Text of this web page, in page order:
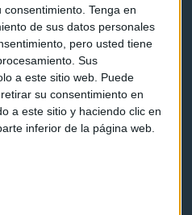
Tenga en
de sus datos personales
pero usted tiene
Sus
a este sitio web. Puede
su consentimiento en
a este sitio y haciendo clic en
inferior de la página web.
& Legal
privacidad